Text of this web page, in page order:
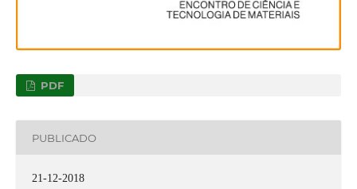
PDF
PUBLICADO
21-12-2018